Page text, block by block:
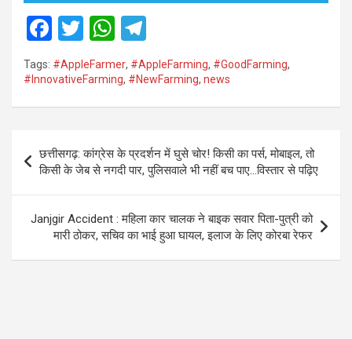
F
a
ce
b
o
k
T
wi
tt
er
W
at
s
p
p
el
e
gr
m
Tags: #AppleFarmer, #AppleFarming, #GoodFarming,
#InnovativeFarming, #NewFarming, news
navigation
छत्तीसगढ़: कांग्रेस के प्रदर्शन में घुसे चोर! किसी का पर्स, मोबाइल, तो
किसी के जेब से नगदी पार, पुलिसवाले भी नहीं बच पाए…विस्तार से पढ़िए
Janjgir Accident : महिला कार चालक ने बाइक सवार पिता-पुत्री को
मारी ठोकर, सचिव का भाई हुआ घायल, इलाज के लिए कोरबा रेफर